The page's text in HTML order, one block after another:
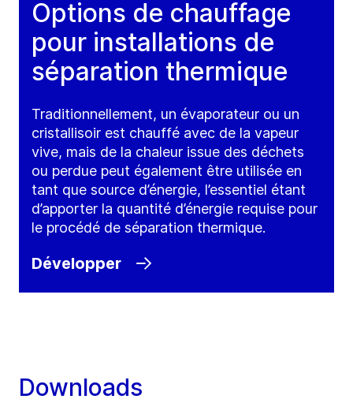
Options de chauffage
pour installations de
séparation thermique
Traditionnellement, un évaporateur ou un
cristallisoir est chauffé avec de la vapeur
vive, mais de la chaleur issue des déchets
ou perdue peut également être utilisée en
tant que source d’énergie, l’essentiel étant
d’apporter la quantité d’énergie requise pour
le procédé de séparation thermique.
Développer
Downloads